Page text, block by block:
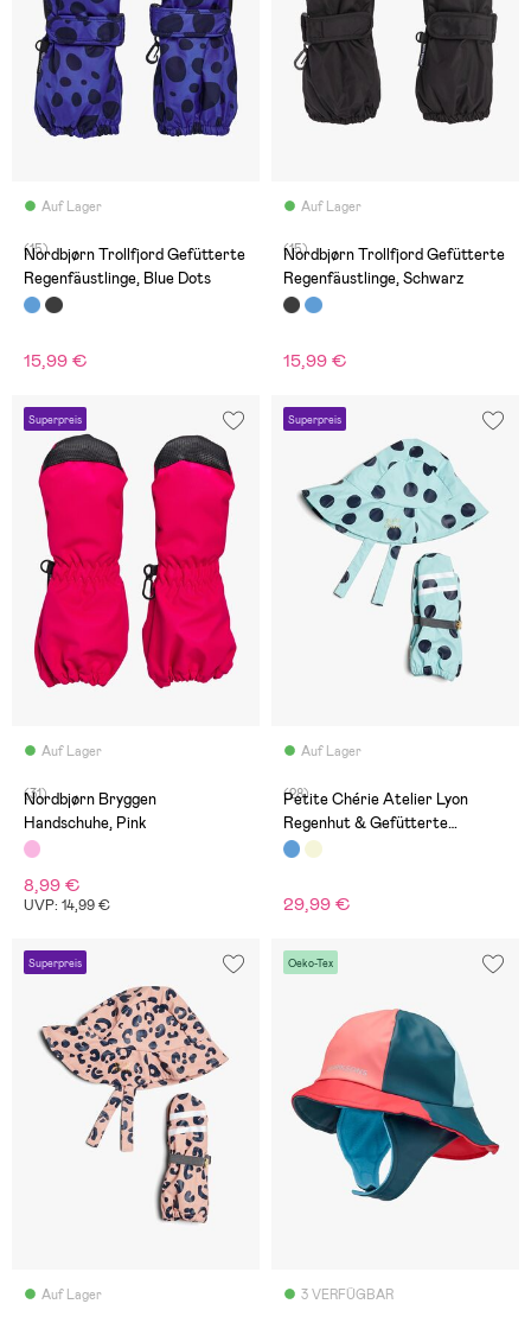
Auf Lager
(15)
Nordbjørn Trollfjord Gefütterte
Regenfäustlinge, Blue Dots
15,99 €
Auf Lager
(15)
Nordbjørn Trollfjord Gefütterte
Regenfäustlinge, Schwarz
15,99 €
Superpreis
Auf Lager
(31)
Nordbjørn Bryggen
Handschuhe, Pink
8,99 €
UVP: 14,99 €
Superpreis
Auf Lager
(28)
Petite Chérie Atelier Lyon
Regenhut & Gefütterte
Fäustlinge, Dots Icy Morn
29,99 €
Superpreis
Auf Lager
Oeko-Tex
3 VERFÜGBAR